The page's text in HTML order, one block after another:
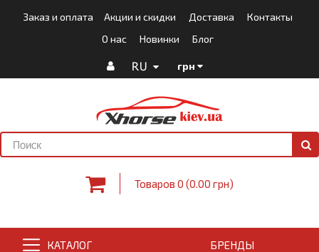
Заказ и оплата Акции и скидки Доставка
Контакты
О нас
Новинки Блог
RU грн
Товаров 0 (0.00 грн)
КАТАЛОГ БРЕНДЫ